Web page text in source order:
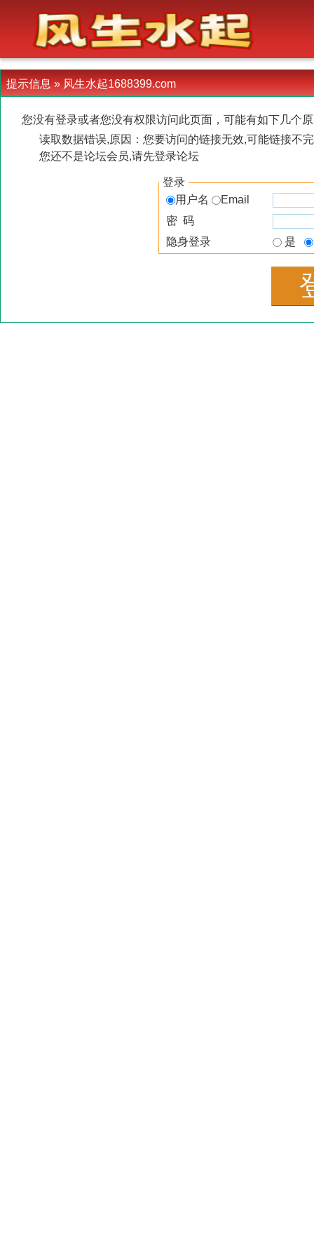
提示信息 » 风生水起1688399.com
您没有登录或者您没有权限访问此页面，可能有如下几个
读取数据错误,原因：您要访问的链接无效,可能链接不
您还不是论坛会员,请先登录论坛
登录
用户名
Email
密 码
隐身登录
是